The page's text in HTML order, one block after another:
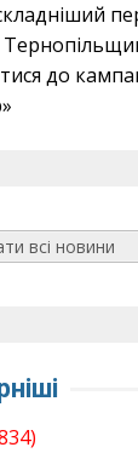
до
всі новини